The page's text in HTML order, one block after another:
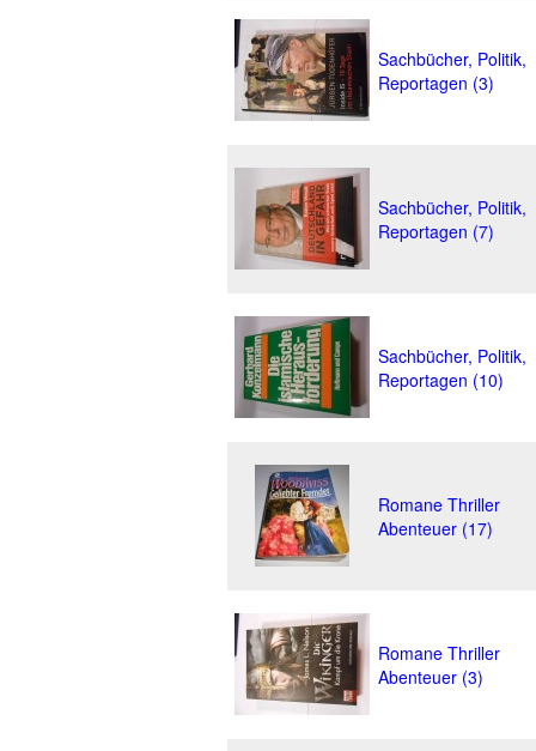
Sachbücher, Politik,
Reportagen (3)
Sachbücher, Politik,
Reportagen (7)
Sachbücher, Politik,
Reportagen (10)
Romane Thriller
Abenteuer (17)
Romane Thriller
Abenteuer (3)